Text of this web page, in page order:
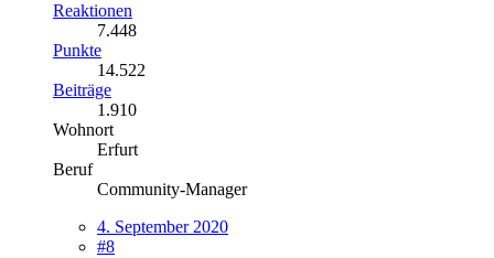
Reaktionen
7.448
Punkte
14.522
Beiträge
1.910
Wohnort
Erfurt
Beruf
Community-Manager
4. September 2020
#8